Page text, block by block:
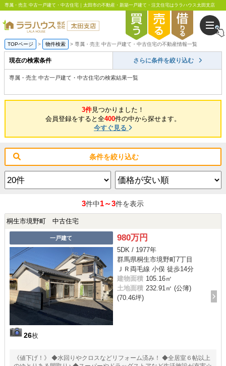
専属・売主 中古一戸建て・中古住宅｜太田市の不動産・新築一戸建て・注文住宅はララハウス太田支店
TOPページ 物件検索 専属・売主 中古一戸建て・中古住宅の不動産情報一覧
現在の検索条件 さらに条件を絞り込む
専属・売主 中古一戸建て・中古住宅の検索結果一覧
3件見つかりました！
会員登録をすると全400件の中から探せます。
今すぐ見る
条件を絞り込む
3件中1～3件を表示
桐生市境野町 中古住宅
一戸建て
26枚
980万円
5DK / 1977年
群馬県桐生市境野町7丁目
ＪＲ両毛線 小俣 徒歩14分
建物面積 105.16㎡
土地面積 232.91㎡ (公簿)
(70.46坪)
《値下げ！》 ◆水回りやクロスなどリフォーム済み！ ◆全居室６帖以上